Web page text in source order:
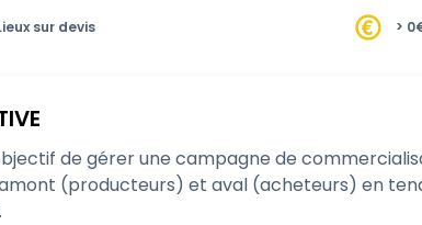
sur devis >
une campagne de commercialisation complète et d’adapter/orienter sa
(producteurs) et aval (acheteurs) en